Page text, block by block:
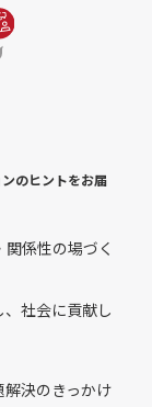
のヒントをお届
係性の場づく
社会に貢献し
決のきっかけ